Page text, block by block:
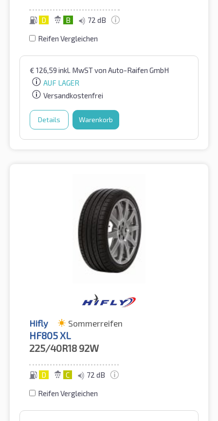
D B 72 dB
Reifen Vergleichen
€ 126,59 inkl. MwSTvon Auto-Raifen GmbH
AUF LAGER
Versandkostenfrei
Details Warenkorb
Hifly Sommerreifen
HF805 XL
225/40R18 92W
D C 72 dB
Reifen Vergleichen